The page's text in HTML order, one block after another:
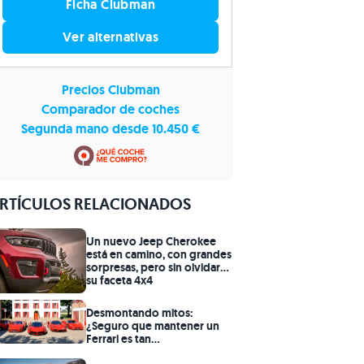
Ficha Clubman
Ver alternativas
Precios Clubman
Comparador de coches
Segunda mano desde 10.450 €
RELACIONADOS
Un nuevo Jeep Cherokee
está en camino, con grandes
sorpresas, pero sin olvidar
su faceta 4x4
Desmontando mitos:
¿Seguro que mantener un
Ferrari es tan